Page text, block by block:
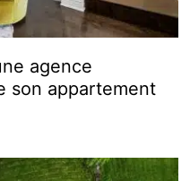
agence
son appartement